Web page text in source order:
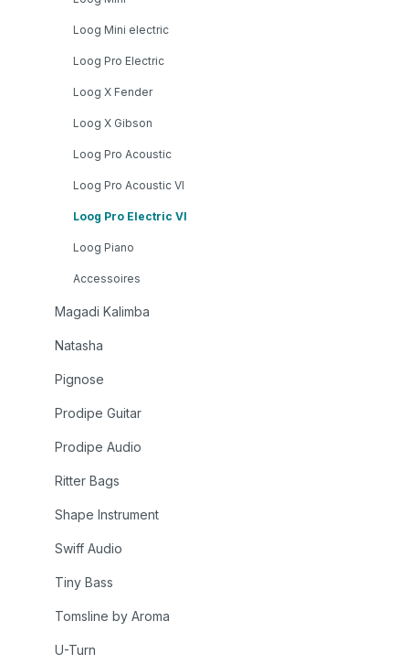
Loog Mini electric
Loog Pro Electric
Loog X Fender
Loog X Gibson
Loog Pro Acoustic
Loog Pro Acoustic VI
Loog Pro Electric VI
Loog Piano
Accessoires
Magadi Kalimba
Natasha
Pignose
Prodipe Guitar
Prodipe Audio
Ritter Bags
Shape Instrument
Swiff Audio
Tiny Bass
Tomsline by Aroma
U-Turn